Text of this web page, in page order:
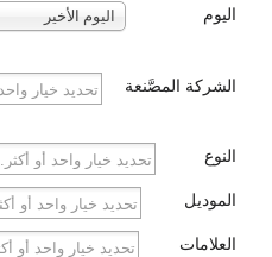
اليوم اليوم الأخير
الشركة المصَّنعة
النوع
الموديل
العلامات